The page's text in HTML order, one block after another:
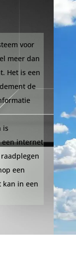
voor
meer dan
Het is een
de
is
een internet
een
kan in een